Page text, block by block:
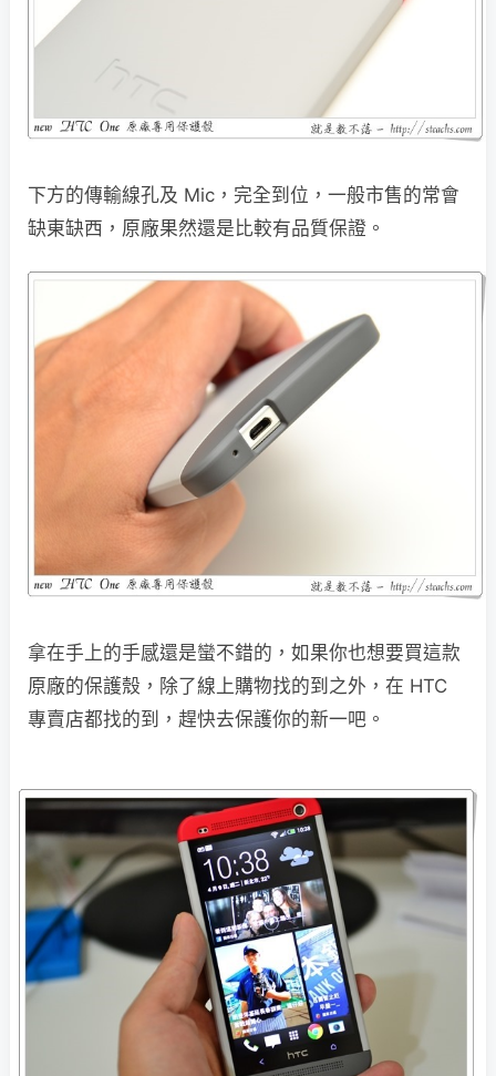
下方的傳輸線孔及 Mic，完全到位，一般市售的常會
缺東缺西，原廠果然還是比較有品質保證。
拿在手上的手感還是蠻不錯的，如果你也想要買這款
原廠的保護殼，除了線上購物找的到之外，在 HTC
專賣店都找的到，趕快去保護你的新一吧。